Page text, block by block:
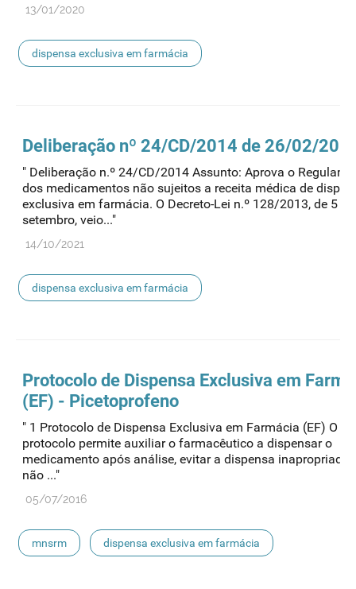
13/01/2020
dispensa exclusiva em farmácia
Deliberação nº 24/CD/2014 de 26/02/
" Deliberação n.º 24/CD/2014 Assunto: Aprova o
dos medicamentos não sujeitos a receita médica de
exclusiva em farmácia. O Decreto-Lei n.º 128/2013, de 5 de
setembro, veio..."
14/10/2021
dispensa exclusiva em farmácia
Protocolo de Dispensa Exclusiva em
(EF) - Picetoprofeno
" 1 Protocolo de Dispensa Exclusiva em Farmácia (EF) O
protocolo permite auxiliar o farmacêutico a dispensar o
medicamento após análise, evitar a dispensa inapropriada
não ..."
05/07/2016
mnsrm dispensa exclusiva em farmácia